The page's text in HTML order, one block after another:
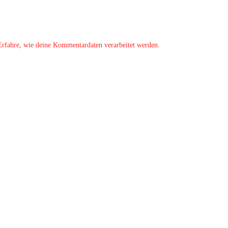
wie deine Kommentardaten verarbeitet werden.